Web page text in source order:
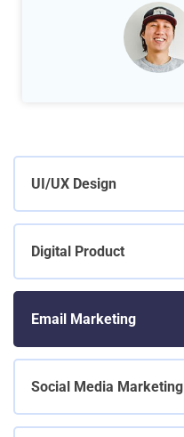
UI/UX Design
Digital Product
Email Marketing
Social Media Marketing